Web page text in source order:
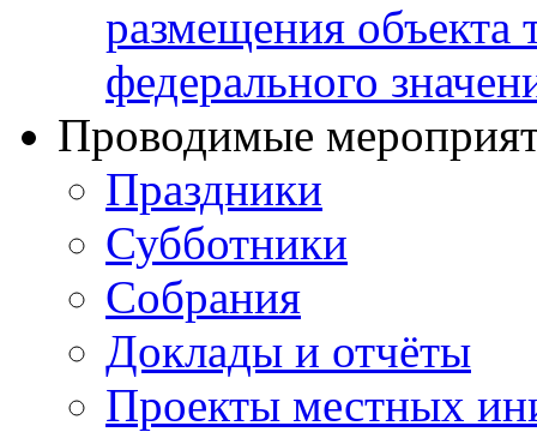
размещения объекта
федерального
Проводимые
Праздники
Субботники
Собрания
Доклады и отчёты
Проекты местных